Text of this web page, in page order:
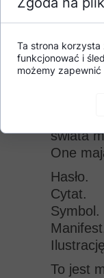
To nie
3.
świata
One
Hasło.
Cytat.
Symbol.
To jest
Ta strona
funkcjonować i
możemy zapewnić